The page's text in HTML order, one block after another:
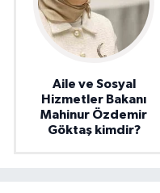
Aile ve Sosyal
Hizmetler Bakanı
Mahinur Özdemir
Göktaş kimdir?